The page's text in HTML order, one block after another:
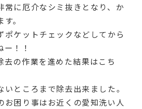
常に厄介なシミ抜きとなり、か
。
ポケットチェックなどしてから
！！
去の作業を進めた結果はこち
いところまで除去出来ました。
お困り事はお近くの愛知洗い人